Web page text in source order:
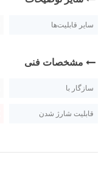
سایر قابلیت‌ها
مشخصات فنی
سازگار با
قابلیت شارژ شدن